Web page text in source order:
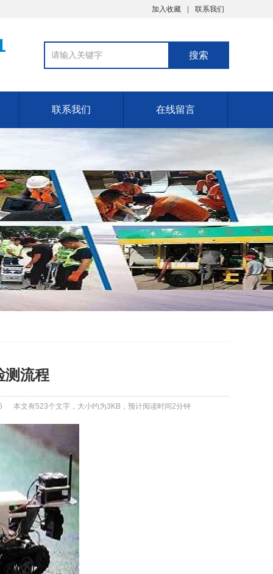
加入收藏 联系我们
联系我们 在线留言
测流程
本文有523个文字，大小约为3KB，预计阅读时间2分钟